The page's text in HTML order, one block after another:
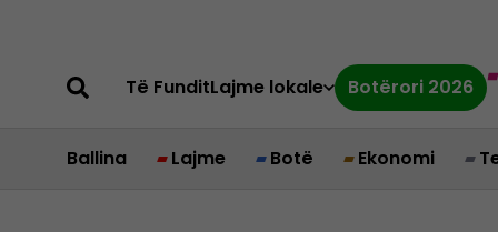
Të FunditLajme lokale Botërori 2026
Ballina Lajme Botë Ekonomi